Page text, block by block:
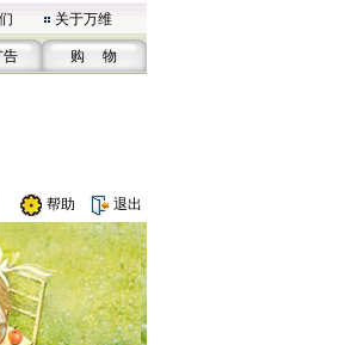
关于万维
告 购 物
帮助 退出